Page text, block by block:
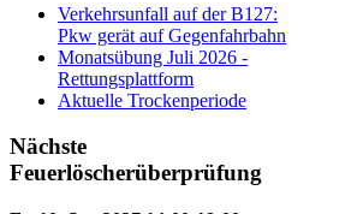
Verkehrsunfall auf der B127:
Pkw gerät auf Gegenfahrbahn
Monatsübung Juli 2026 -
Rettungsplattform
Aktuelle Trockenperiode
Nächste
Feuerlöscherüberprüfung